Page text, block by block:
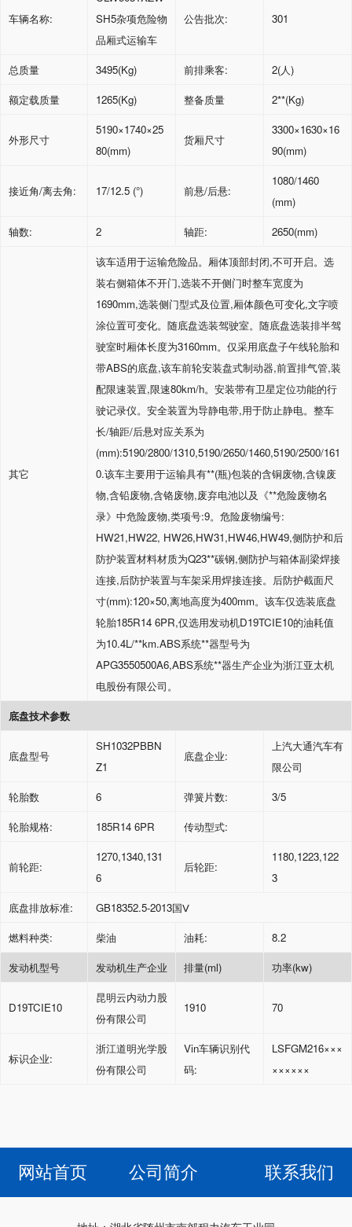
车辆名称:
SH5杂项危险物
品厢式运输车
公告批次: 301
总质量 3495(Kg) 前排乘客: 2(人)
额定载质量
1265(Kg) 整备质量 2**(Kg)
外形尺寸
5190×1740×25
80(mm)
货厢尺寸
3300×1630×16
90(mm)
接近角/离去角: 17/12.5 (°) 前悬/后悬:
1080/1460
(mm)
轴数: 2 轴距: 2650(mm)
其它
该车适用于运输危险品。厢体顶部封闭,不可开启。选
装右侧箱体不开门,选装不开侧门时整车宽度为
1690mm,选装侧门型式及位置,厢体颜色可变化,文字喷
涂位置可变化。随底盘选装驾驶室。随底盘选装排半驾
驶室时厢体长度为3160mm。仅采用底盘子午线轮胎和
带ABS的底盘,该车前轮安装盘式制动器,前置排气管,装
配限速装置,限速80km/h。安装带有卫星定位功能的行
驶记录仪。安全装置为导静电带,用于防止静电。整车
长/轴距/后悬对应关系为
(mm):5190/2800/1310,5190/2650/1460,5190/2500/161
0.该车主要用于运输具有**(瓶)包装的含铜废物,含镍废
物,含铅废物,含铬废物,废弃电池以及《**危险废物名
录》中危险废物,类项号:9。危险废物编号:
HW21,HW22, HW26,HW31,HW46,HW49,侧防护和后
防护装置材料材质为Q23**碳钢,侧防护与箱体副梁焊接
连接,后防护装置与车架采用焊接连接。后防护截面尺
寸(mm):120×50,离地高度为400mm。该车仅选装底盘
轮胎185R14 6PR,仅选用发动机D19TCIE10的油耗值
为10.4L/**km.ABS系统**器型号为
APG3550500A6,ABS系统**器生产企业为浙江亚太机
电股份有限公司。
底盘技术参数
底盘型号
SH1032PBBN
Z1
底盘企业:
上汽大通汽车有
限公司
轮胎数
6 弹簧片数:
3/5
轮胎规格: 185R14 6PR 传动型式:
前轮距:
1270,1340,131
6
后轮距:
1180,1223,122
3
底盘排放标准: GB18352.5-2013国Ⅴ
燃料种类: 柴油 油耗:
8.2
发动机型号
发动机生产企业 排量(ml) 功率(kw)
D19TCIE10
昆明云内动力股
份有限公司
1910 70
标识企业:
浙江道明光学股
份有限公司
Vin车辆识别代
码:
LSFGM216×××
××××××
网站首页 公司简介 联系我们